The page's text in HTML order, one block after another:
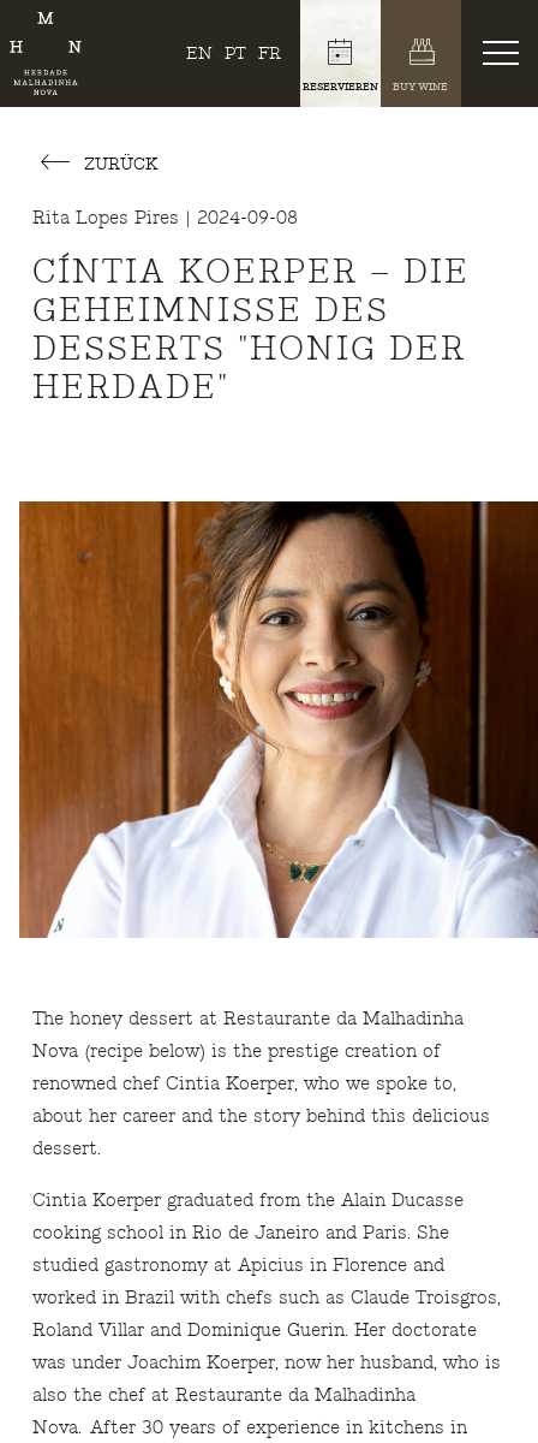
EN PT FR
RESERVIEREN BUY WINE
ZURÜCK
Rita Lopes Pires | 2024-09-08
CÍNTIA KOERPER – DIE
GEHEIMNISSE DES
DESSERTS "HONIG DER
HERDADE"
The honey dessert at Restaurante da Malhadinha
Nova (recipe below) is the prestige creation of
renowned chef Cintia Koerper, who we spoke to,
about her career and the story behind this delicious
dessert.
Cintia Koerper graduated from the Alain Ducasse
cooking school in Rio de Janeiro and Paris. She
studied gastronomy at Apicius in Florence and
worked in Brazil with chefs such as Claude Troisgros,
Roland Villar and Dominique Guerin. Her doctorate
was under Joachim Koerper, now her husband, who is
also the chef at Restaurante da Malhadinha
Nova. After 30 years of experience in kitchens in